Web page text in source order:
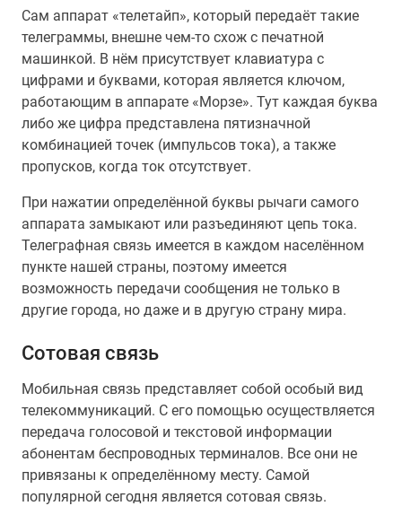
Сам аппарат «телетайп», который передаёт такие
телеграммы, внешне чем-то схож с печатной
машинкой. В нём присутствует клавиатура с
цифрами и буквами, которая является ключом,
работающим в аппарате «Морзе». Тут каждая буква
либо же цифра представлена пятизначной
комбинацией точек (импульсов тока), а также
пропусков, когда ток отсутствует.
При нажатии определённой буквы рычаги самого
аппарата замыкают или разъединяют цепь тока.
Телеграфная связь имеется в каждом населённом
пункте нашей страны, поэтому имеется
возможность передачи сообщения не только в
другие города, но даже и в другую страну мира.
Сотовая связь
Мобильная связь представляет собой особый вид
телекоммуникаций. С его помощью осуществляется
передача голосовой и текстовой информации
абонентам беспроводных терминалов. Все они не
привязаны к определённому месту. Самой
популярной сегодня является сотовая связь.